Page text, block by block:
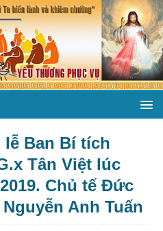
Ban Bí tích
Tân Việt lúc
Chủ tế Đức
Anh Tuấn